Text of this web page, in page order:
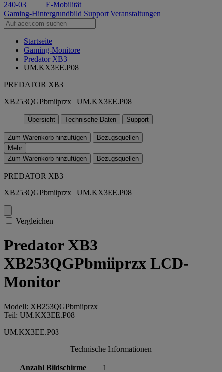
E-Mobilität
Gaming-Hintergrundbild Support Veranstaltungen
Startseite
Gaming-Monitore
Predator XB3
UM.KX3EE.P08
PREDATOR XB3
XB253QGPbmiiprzx | UM.KX3EE.P08
Übersicht Technische Daten Support
Zum Warenkorb hinzufügen
Bezugsquellen
Mehr
Zum Warenkorb hinzufügen
Bezugsquellen
PREDATOR XB3
XB253QGPbmiiprzx | UM.KX3EE.P08
Vergleichen
Predator XB3
XB253QGPbmiiprzx LCD-
Monitor
Modell: XB253QGPbmiiprzx
Teil: UM.KX3EE.P08
UM.KX3EE.P08
Technische Informationen
Anzahl Bildschirme 1